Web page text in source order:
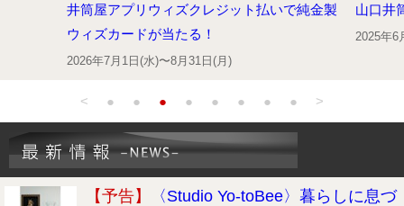
井筒屋アプリウィズクレジット払いで純金製
ウィズカードが当たる！
2026年7月1日(水)〜8月31日(月)
山口井
2025年6
< ● ● ● ● ● ● ● ● >
【予告】
〈Studio Yo-toBee〉暮らしに息づ